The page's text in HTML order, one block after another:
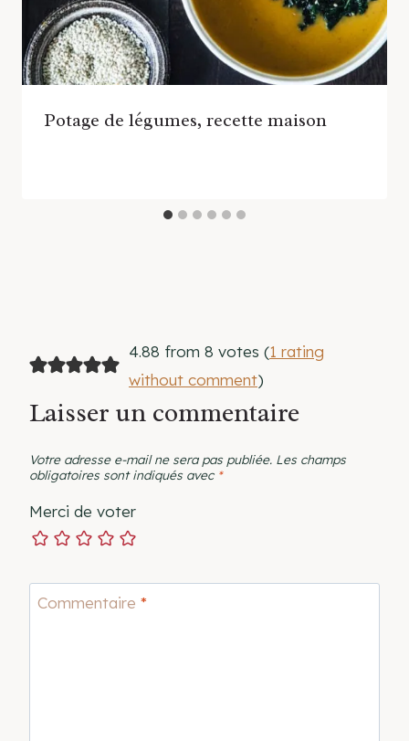
Potage de légumes, recette maison
4.88 from 8 votes (1 rating
without comment)
Laisser un commentaire
Votre adresse e-mail ne sera pas publiée. Les champs
obligatoires sont indiqués avec *
Merci de voter
Commentaire *